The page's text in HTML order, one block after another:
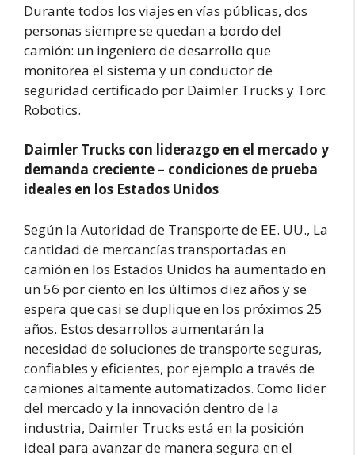
Durante todos los viajes en vías públicas, dos
personas siempre se quedan a bordo del
camión: un ingeniero de desarrollo que
monitorea el sistema y un conductor de
seguridad certificado por Daimler Trucks y Torc
Robotics.
Daimler Trucks con liderazgo en el mercado y
demanda creciente – condiciones de prueba
ideales en los Estados Unidos
Según la Autoridad de Transporte de EE. UU., La
cantidad de mercancías transportadas en
camión en los Estados Unidos ha aumentado en
un 56 por ciento en los últimos diez años y se
espera que casi se duplique en los próximos 25
años. Estos desarrollos aumentarán la
necesidad de soluciones de transporte seguras,
confiables y eficientes, por ejemplo a través de
camiones altamente automatizados. Como líder
del mercado y la innovación dentro de la
industria, Daimler Trucks está en la posición
ideal para avanzar de manera segura en el